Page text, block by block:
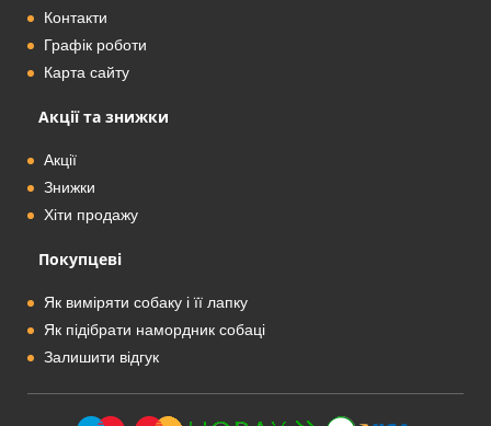
Контакти
Графік роботи
Карта сайту
Акції та знижки
Акції
Знижки
Хіти продажу
Покупцеві
Як виміряти собаку і її лапку
Як підібрати намордник собаці
Залишити відгук